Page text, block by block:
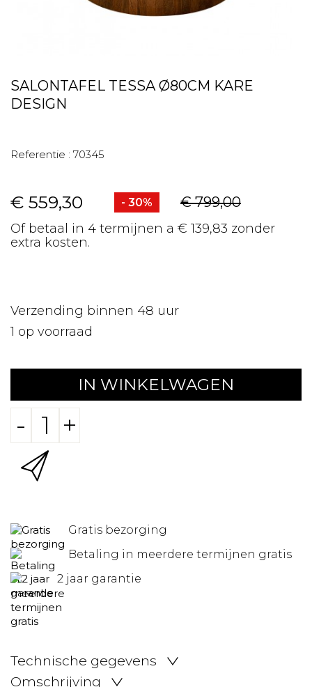
SALONTAFEL TESSA Ø80CM KARE
DESIGN
Referentie : 70345
€ 559,30 - 30% € 799,00
Of betaal in 4 termijnen a € 139,83 zonder
extra kosten.
Verzending binnen 48 uur
1 op voorraad
IN WINKELWAGEN
- +
Gratis bezorging
Betaling in meerdere termijnen gratis
2 jaar garantie
Technische gegevens
Omschrijving